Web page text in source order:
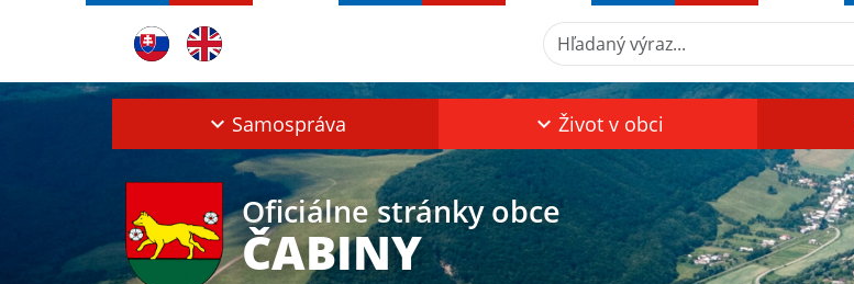
Hľadaný výraz...
Samospráva Život v obci
Oficiálne stránky obce
ČABINY